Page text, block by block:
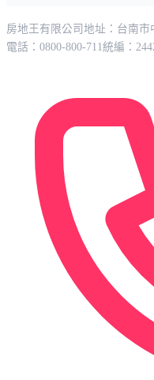
房地王有限公司 地址：台南市
電話：0800-800-711統編：